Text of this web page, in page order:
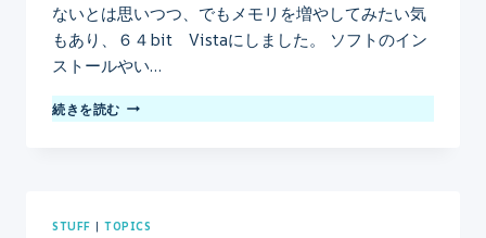
ないとは思いつつ、でもメモリを増やしてみたい気
もあり、６４bit Vistaにしました。 ソフトのイン
ストールやい…
続きを読む CORE
I7
STUFF |TOPICS